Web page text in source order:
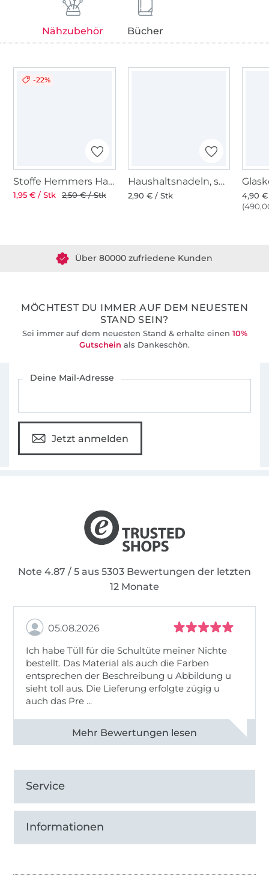
Nähzubehör Bücher
-22%
Stoffe Hemmers Handmaß 20 cm
1,95 € / Stk 2,50 € / Stk
Haushaltsnadeln, sortiert, 12 Stk
2,90 € / Stk
4,90
MÖCHTEST DU IMMER AUF DEM NEUESTEN
STAND SEIN?
Sei immer auf dem neuesten Stand & erhalte einen 10%
Gutschein als Dankeschön.
Deine Mail-Adresse
Jetzt anmelden
Note 4.87 / 5 aus 5303 Bewertungen der letzten
12 Monate
05.08.2026
Ich habe Tüll für die Schultüte meiner Nichte
bestellt. Das Material als auch die Farben
entsprechen der Beschreibung u Abbildung u
sieht toll aus. Die Lieferung erfolgte zügig u
auch das Pre ...
Alle 82950 Bewertungen ansehen
Service
Informationen